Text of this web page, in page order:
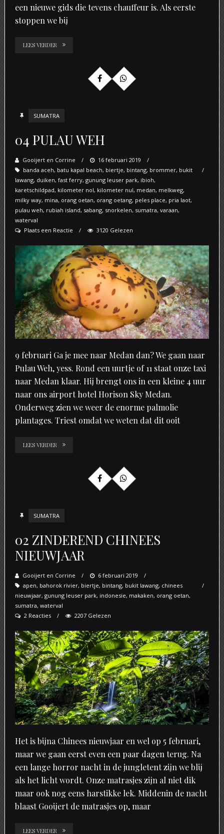
een nieuwe gids die tevens chauffeur is. Als eerste
stoppen we bij
LEES VERDER
SUMATRA
04 PULAU WEH
Gooijert en Corrine
Posted
on
16 februari 2019
banda aceh, batu kapal beach, biertje, bintang, brommer, bukit
lawang, duiken, fast ferry, gunung leuser park, ibioh,
karetschildpad, kilometer nol, kilometer nul, medan, melkweg,
milky way, mina, orang oetan, orang oetang, peles place, pria laot,
pulau weh, rubiah island, sabang, snorkelen, sumatra, varaan,
waterval
Plaats een Reactie
3120 Gelezen
9 februari Ga je mee naar Medan dan? We gaan naar
Pulau Weh, yess. Rond een uurtje of 11 staat onze taxi
naar Medan klaar. Hij brengt ons in een kleine 4 uur
naar ons airport hotel Horison Sky Medan.
Onderweg zien we weer de enorme palmolie
plantages. Triest omdat we weten dat dit ooit
LEES VERDER
SUMATRA
02 ZINDEREND CHINEES
NIEUWJAAR
Gooijert en Corrine
Posted
on
6 februari 2019
apen, bahorok rivier, biertje, bintang, bukit lawang, chinees
nieuwjaar, gunung leuser park, indonesie, makaken, orang oetan,
sumatra, waterval
2 Reacties
2207 Gelezen
Het is bijna Chinees nieuwjaar en wel op 5 februari,
maar we gaan eerst even een paar dagen terug. Na
een lange horror nacht in de jungletent zijn we blij
als het licht wordt. Onze matrasjes zijn al niet dik
maar ook nog eens harstikke lek. Middenin de nacht
blaast Gooijert de matrasjes op, maar
LEES VERDER